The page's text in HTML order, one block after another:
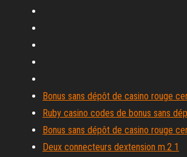
Bonus sans dépôt de casino rouge
Ruby casino codes de bonus sans
Bonus sans dépôt de casino rouge
Deux connecteurs dextension m.2 1